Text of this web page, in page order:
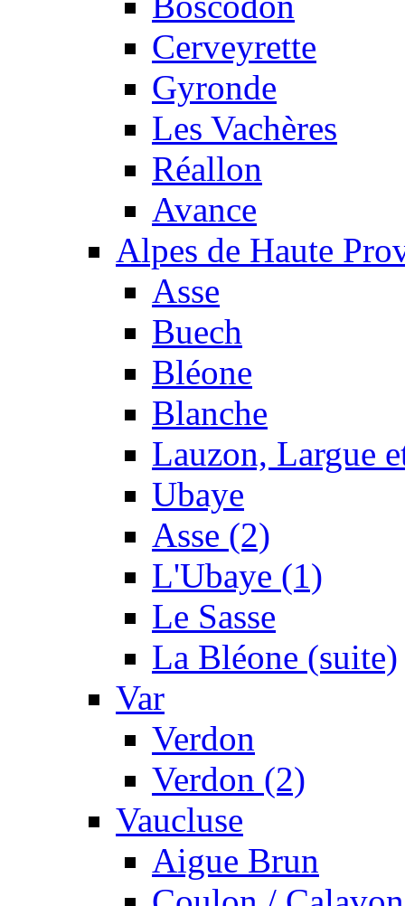
Cerveyrette
Gyronde
Les Vachères
Réallon
Avance
Alpes de Haute
Asse
Buech
Bléone
Blanche
Lauzon, Largue
Ubaye
Asse (2)
L'Ubaye (1)
Le Sasse
La Bléone (suite)
Var
Verdon
Verdon (2)
Vaucluse
Aigue Brun